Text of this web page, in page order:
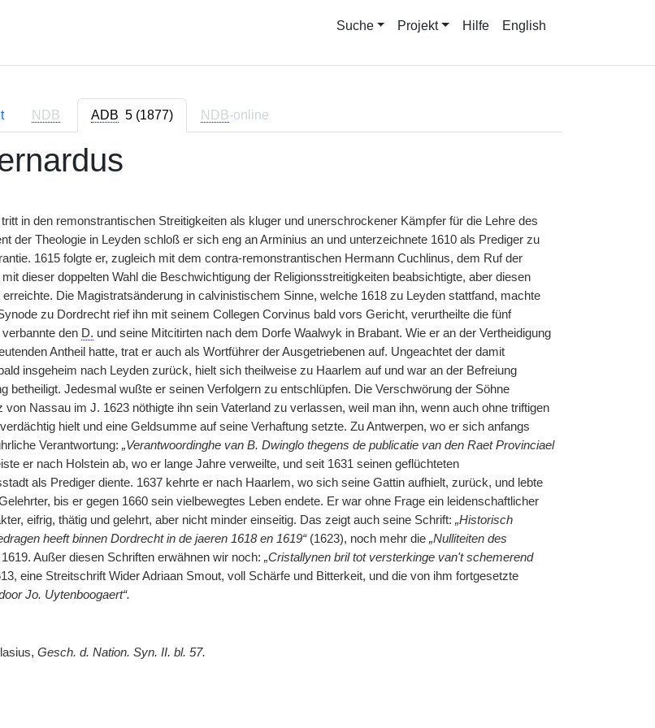
Suche Projekt Hilfe English
NDB ADB 5 (1877) NDB-online
tritt in den remonstrantischen Streitigkeiten als kluger und unerschrockener Kämpfer für die Lehre des
der Theologie in Leyden schloß er sich eng an Arminius an und unterzeichnete 1610 als Prediger zu
1615 folgte er, zugleich mit dem contra-remonstrantischen Hermann Cuchlinus, dem Ruf der
dieser doppelten Wahl die Beschwichtigung der Religionsstreitigkeiten beabsichtigte, aber diesen
Die Magistratsänderung in calvinistischem Sinne, welche 1618 zu Leyden stattfand, machte
zu Dordrecht rief ihn mit seinem Collegen Corvinus bald vors Gericht, verurtheilte die fünf
den D. und seine Mitcitirten nach dem Dorfe Waalwyk in Brabant. Wie er an der Vertheidigung
Antheil hatte, trat er auch als Wortführer der Ausgetriebenen auf. Ungeachtet der damit
insgeheim nach Leyden zurück, hielt sich theilweise zu Haarlem auf und war an der Befreiung
betheiligt. Jedesmal wußte er seinen Verfolgern zu entschlüpfen. Die Verschwörung der Söhne
Nassau im J. 1623 nöthigte ihn sein Vaterland zu verlassen, weil man ihn, wenn auch ohne triftigen
hielt und eine Geldsumme auf seine Verhaftung setzte. Zu Antwerpen, wo er sich anfangs
Verantwortung: „Verantwoordinghe van B. Dwinglo thegens de publicatie van den Raet Provinciael
er nach Holstein ab, wo er lange Jahre verweilte, und seit 1631 seinen geflüchteten
als Prediger diente. 1637 kehrte er nach Haarlem, wo sich seine Gattin aufhielt, zurück, und lebte
bis er gegen 1660 sein vielbewegtes Leben endete. Er war ohne Frage ein leidenschaftlicher
eifrig, thätig und gelehrt, aber nicht minder einseitig. Das zeigt auch seine Schrift: „Historisch
heeft binnen Dordrecht in de jaeren 1618 en 1619“(1623), noch mehr die „Nulliteiten des
Außer diesen Schriften erwähnen wir noch: „Cristallynen bril tot versterkinge van't schemerend
eine Streitschrift Wider Adriaan Smout, voll Schärfe und Bitterkeit, und die von ihm fortgesetzte
Jo. Uytenboogaert“.
Gesch. d. Nation. Syn. II. bl. 57.